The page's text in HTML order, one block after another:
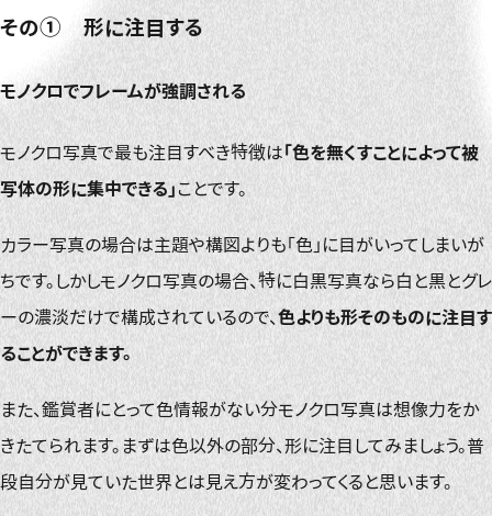
その① 形に注目する
モノクロでフレームが強調される
モノクロ写真で最も注目すべき特徴は「色を無くすことによって被
写体の形に集中できる」ことです。
カラー写真の場合は主題や構図よりも「色」に目がいってしまいが
ちです。しかしモノクロ写真の場合、特に白黒写真なら白と黒とグレ
ーの濃淡だけで構成されているので、 色よりも形そのものに注目す
ることができます。
また、鑑賞者にとって色情報がない分モノクロ写真は想像力をか
きたてられます。まずは色以外の部分、形に注目してみましょう。普
段自分が見ていた世界とは見え方が変わってくると思います。